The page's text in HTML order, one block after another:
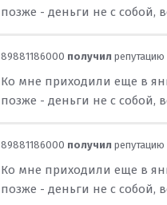
позже - деньги не с собой,
89881186000 получил репутацию
Ко мне приходили еще в
позже - деньги не с собой,
89881186000 получил репутацию
Ко мне приходили еще в
позже - деньги не с собой,